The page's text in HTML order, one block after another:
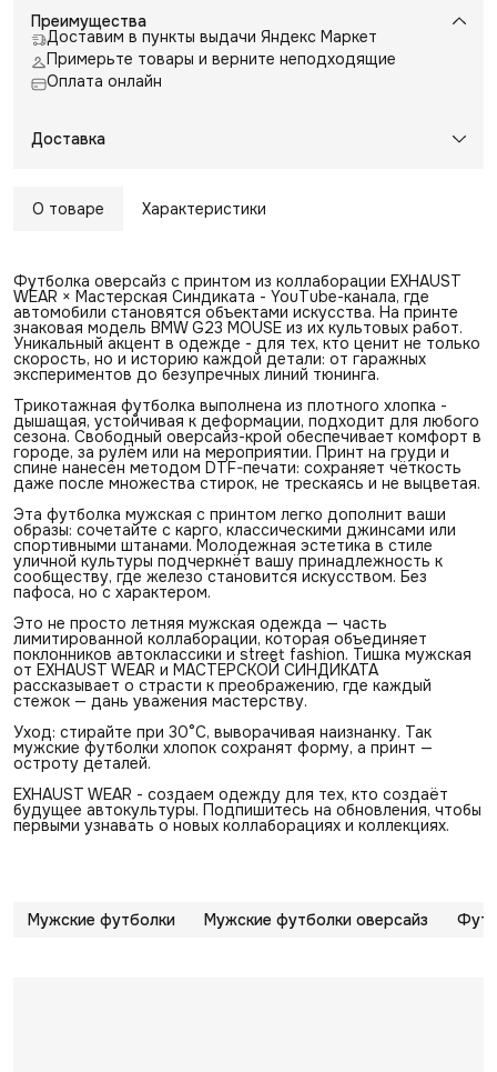
Преимущества
Доставим в пункты выдачи Яндекс Маркет
Примерьте товары и верните неподходящие
Оплата онлайн
Доставка
О товаре Характеристики
Футболка оверсайз с принтом из коллаборации EXHAUST
WEAR × Мастерская Синдиката - YouTube-канала, где
автомобили становятся объектами искусства. На принте
знаковая модель BMW G23 MOUSE из их культовых работ.
Уникальный акцент в одежде - для тех, кто ценит не только
скорость, но и историю каждой детали: от гаражных
экспериментов до безупречных линий тюнинга.
Трикотажная футболка выполнена из плотного хлопка -
дышащая, устойчивая к деформации, подходит для любого
сезона. Свободный оверсайз-крой обеспечивает комфорт в
городе, за рулём или на мероприятии. Принт на груди и
спине нанесён методом DTF-печати: сохраняет чёткость
даже после множества стирок, не трескаясь и не выцветая.
Эта футболка мужская с принтом легко дополнит ваши
образы: сочетайте с карго, классическими джинсами или
спортивными штанами. Молодежная эстетика в стиле
уличной культуры подчеркнёт вашу принадлежность к
сообществу, где железо становится искусством. Без
пафоса, но с характером.
Это не просто летняя мужская одежда — часть
лимитированной коллаборации, которая объединяет
поклонников автоклассики и street fashion. Тишка мужская
от EXHAUST WEAR и МАСТЕРСКОЙ СИНДИКАТА
рассказывает о страсти к преображению, где каждый
стежок — дань уважения мастерству.
Уход: стирайте при 30°C, выворачивая наизнанку. Так
мужские футболки хлопок сохранят форму, а принт —
остроту деталей.
EXHAUST WEAR - создаем одежду для тех, кто создаёт
будущее автокультуры. Подпишитесь на обновления, чтобы
первыми узнавать о новых коллаборациях и коллекциях.
Мужские футболки Мужские футболки оверсайз